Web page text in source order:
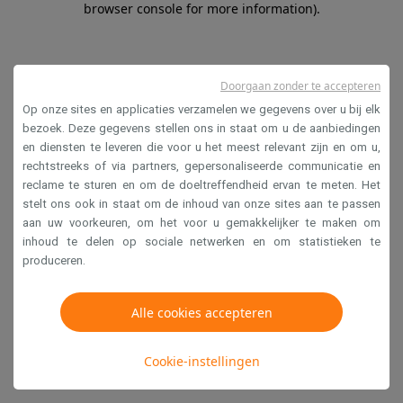
browser console for more information).
Op onze sites en applicaties verzamelen we gegevens over u bij elk
bezoek. Deze gegevens stellen ons in staat om u de aanbiedingen
en diensten te leveren die voor u het meest relevant zijn en om u,
rechtstreeks of via partners, gepersonaliseerde communicatie en
reclame te sturen en om de doeltreffendheid ervan te meten. Het
stelt ons ook in staat om de inhoud van onze sites aan te passen
aan uw voorkeuren, om het voor u gemakkelijker te maken om
inhoud te delen op sociale netwerken en om statistieken te
produceren.
Alle cookies accepteren
Cookie-instellingen
Doorgaan zonder te accepteren